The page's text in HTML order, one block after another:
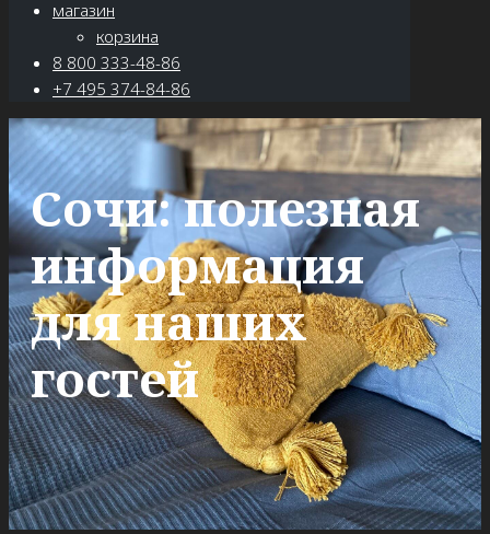
магазин
корзина
8 800 333-48-86
+7 495 374-84-86
Сочи: полезная
информация
для наших
гостей